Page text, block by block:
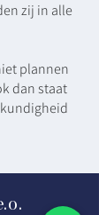
zij in alle
plannen
dan staat